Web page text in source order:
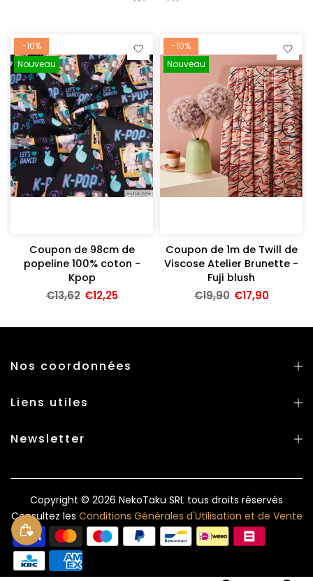
-10%
Nouveau
Coupon de 98cm de
popeline 100% coton -
Kpop
€13,62 €12,25
-10%
Nouveau
Coupon de 1m de Twill de
Viscose Atelier Brunette -
Fuji blush
€19,90 €17,90
Nos coordonnées
Liens utiles
Newsletter
Copyright © 2026 NekoTaku SRL tous droits réservés
Consultez les Conditions Générales d'Utilisation et de Vente